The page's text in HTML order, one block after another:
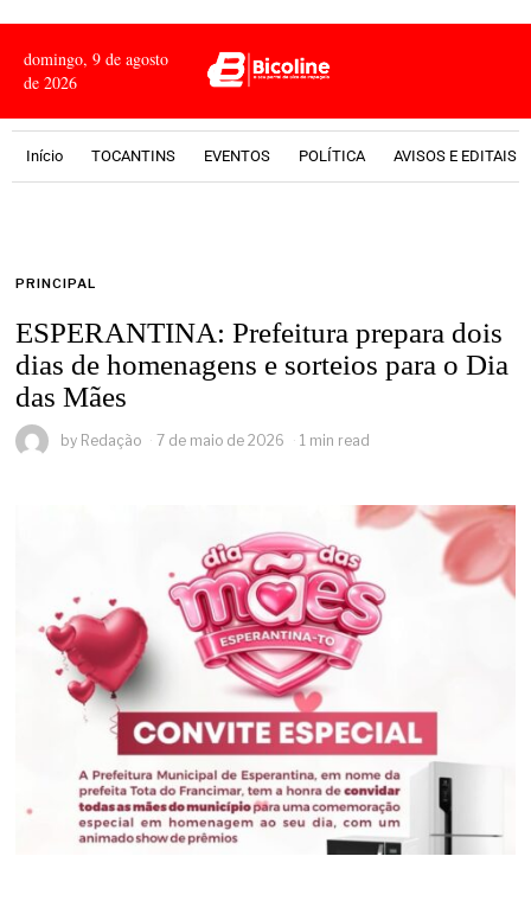
domingo, 9 de agosto
de 2026
Início TOCANTINS EVENTOS POLÍTICA AVISOS E EDITAIS
PRINCIPAL
ESPERANTINA: Prefeitura prepara dois
dias de homenagens e sorteios para o Dia
das Mães
by Redação 7 de maio de 2026 1 min read